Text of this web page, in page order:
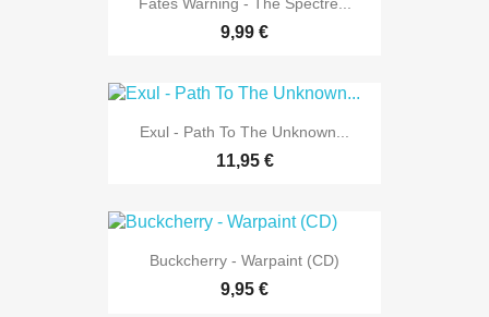
9,99 €
Exul - Path To The Unknown...
11,95 €
Buckcherry - Warpaint (CD)
9,95 €